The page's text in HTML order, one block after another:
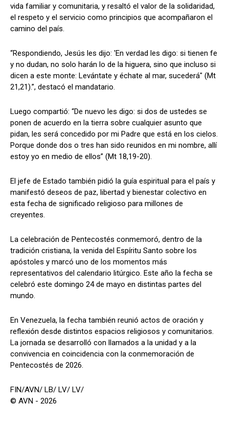
vida familiar y comunitaria, y resaltó el valor de la solidaridad,
el respeto y el servicio como principios que acompañaron el
camino del país.
“Respondiendo, Jesús les dijo: 'En verdad les digo: si tienen fe
y no dudan, no solo harán lo de la higuera, sino que incluso si
dicen a este monte: Levántate y échate al mar, sucederá" (Mt
21,21).”, destacó el mandatario.
Luego compartió: “De nuevo les digo: si dos de ustedes se
ponen de acuerdo en la tierra sobre cualquier asunto que
pidan, les será concedido por mi Padre que está en los cielos.
Porque donde dos o tres han sido reunidos en mi nombre, allí
estoy yo en medio de ellos” (Mt 18,19-20).
El jefe de Estado también pidió la guía espiritual para el país y
manifestó deseos de paz, libertad y bienestar colectivo en
esta fecha de significado religioso para millones de
creyentes.
La celebración de Pentecostés conmemoró, dentro de la
tradición cristiana, la venida del Espíritu Santo sobre los
apóstoles y marcó uno de los momentos más
representativos del calendario litúrgico. Este año la fecha se
celebró este domingo 24 de mayo en distintas partes del
mundo.
En Venezuela, la fecha también reunió actos de oración y
reflexión desde distintos espacios religiosos y comunitarios.
La jornada se desarrolló con llamados a la unidad y a la
convivencia en coincidencia con la conmemoración de
Pentecostés de 2026.
FIN/AVN/ LB/ LV/ LV/
© AVN - 2026